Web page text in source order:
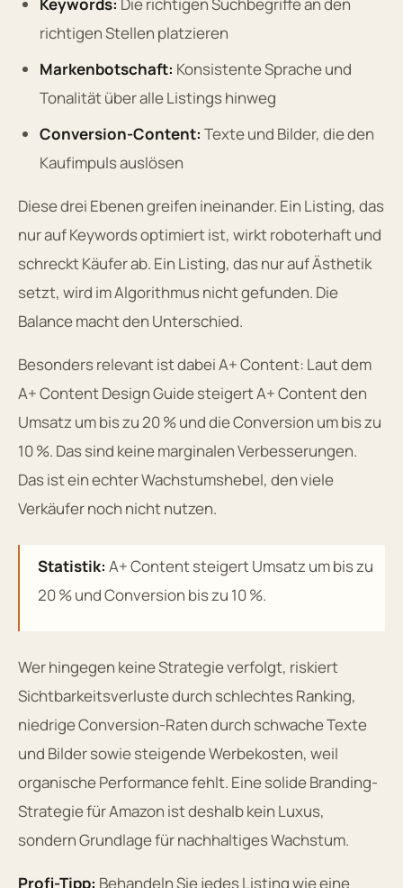
Keywords: Die richtigen Suchbegriffe an den
richtigen Stellen platzieren
Markenbotschaft: Konsistente Sprache und
Tonalität über alle Listings hinweg
Conversion-Content: Texte und Bilder, die den
Kaufimpuls auslösen
Diese drei Ebenen greifen ineinander. Ein Listing, das
nur auf Keywords optimiert ist, wirkt roboterhaft und
schreckt Käufer ab. Ein Listing, das nur auf Ästhetik
setzt, wird im Algorithmus nicht gefunden. Die
Balance macht den Unterschied.
Besonders relevant ist dabei A+ Content: Laut dem
A+ Content Design Guide steigert A+ Content den
Umsatz um bis zu 20 % und die Conversion um bis zu
10 %. Das sind keine marginalen Verbesserungen.
Das ist ein echter Wachstumshebel, den viele
Verkäufer noch nicht nutzen.
Statistik: A+ Content steigert Umsatz um bis zu
20 % und Conversion bis zu 10 %.
Wer hingegen keine Strategie verfolgt, riskiert
Sichtbarkeitsverluste durch schlechtes Ranking,
niedrige Conversion-Raten durch schwache Texte
und Bilder sowie steigende Werbekosten, weil
organische Performance fehlt. Eine solide Branding-
Strategie für Amazon ist deshalb kein Luxus,
sondern Grundlage für nachhaltiges Wachstum.
Profi-Tipp: Behandeln Sie jedes Listing wie eine